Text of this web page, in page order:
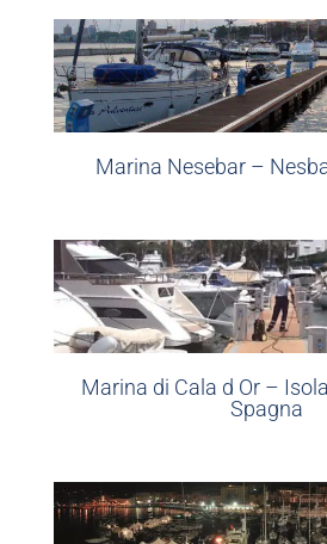
Marina Nesebar –
Marina di Cala d Or –
Spagna